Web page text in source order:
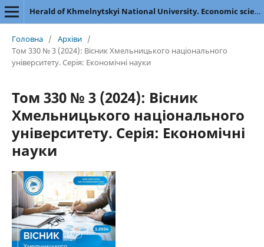
Herald of Khmelnytskyi National University. Economic sciences
Головна / Архіви /
Том 330 № 3 (2024): Вісник Хмельницького національного
університету. Серія: Економічні науки
Том 330 № 3 (2024): Вісник
Хмельницького національного
університету. Серія: Економічні
науки